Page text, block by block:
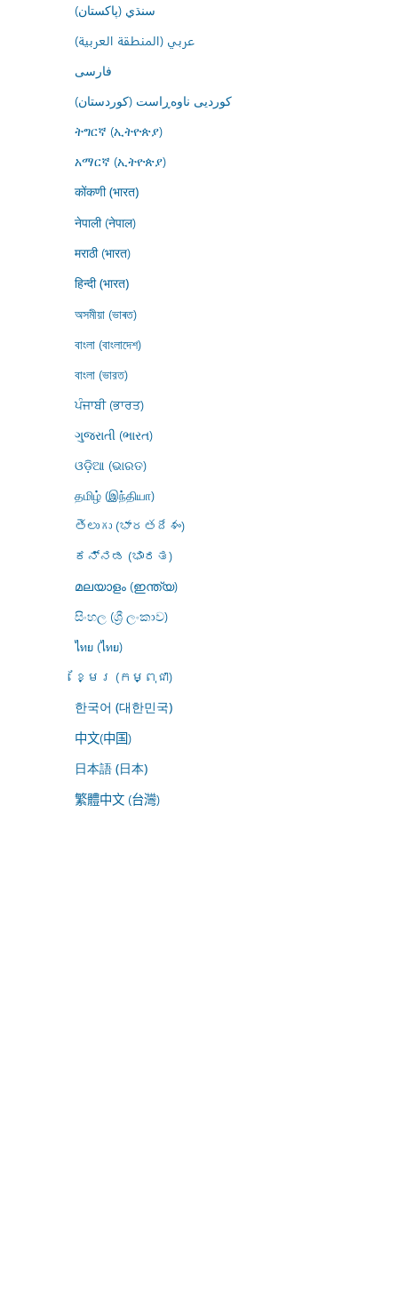
سنڌي (پاکستان)
عربي (المنطقة العربية)
فارسى
کوردیی ناوەڕاست (کوردستان)
ትግርኛ (ኢትዮጵያ)
አማርኛ (ኢትዮጵያ)
कोंकणी (भारत)
नेपाली (नेपाल)
मराठी (भारत)
हिन्दी (भारत)
অসমীয়া (ভাৰত)
বাংলা (বাংলাদেশ)
বাংলা (ভারত)
ਪੰਜਾਬੀ (ਭਾਰਤ)
ગુજરાતી (ભારત)
ଓଡ଼ିଆ (ଭାରତ)
தமிழ் (இந்தியா)
తెలుగు (భారతదేశం)
ಕನ್ನಡ (ಭಾರತ)
മലയാളം (ഇന്ത്യ)
සිංහල (ශ්‍රී ලංකාව)
ไทย (ไทย)
ខ្មែរ (កម្ពុជា)
한국어 (대한민국)
中文(中国)
日本語 (日本)
繁體中文 (台灣)